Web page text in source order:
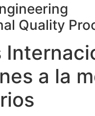
Quality
a la